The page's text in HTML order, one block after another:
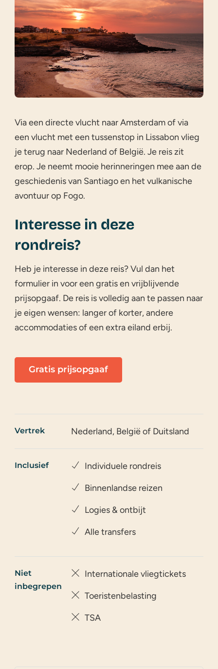
Via een directe vlucht naar Amsterdam of via
een vlucht met een tussenstop in Lissabon vlieg
je terug naar Nederland of België. Je reis zit
erop. Je neemt mooie herinneringen mee aan de
geschiedenis van Santiago en het vulkanische
avontuur op Fogo.
Interesse in deze
rondreis?
Heb je interesse in deze reis? Vul dan het
formulier in voor een gratis en vrijblijvende
prijsopgaaf. De reis is volledig aan te passen naar
je eigen wensen: langer of korter, andere
accommodaties of een extra eiland erbij.
Gratis prijsopgaaf
Vertrek Nederland, België of Duitsland
Inclusief Individuele rondreis
Binnenlandse reizen
Logies & ontbijt
Alle transfers
Niet
inbegrepen
Internationale vliegtickets
Toeristenbelasting
TSA